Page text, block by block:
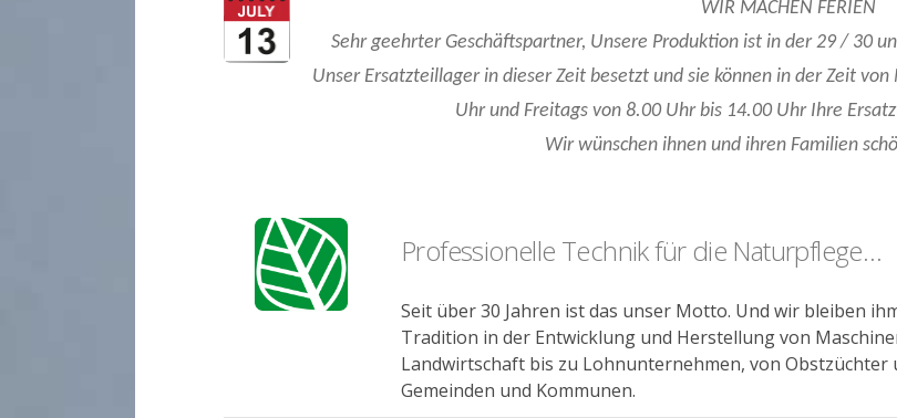
WIR MACHEN FERIEN
Sehr geehrter Geschäftspartner, Unsere Produktion ist in der 29 / 30
Unser Ersatzteillager in dieser Zeit besetzt und sie können in der Zeit
Uhr und Freitags von 8.00 Uhr bis 14.00 Uhr Ihre
Wir wünschen ihnen und ihren Familien
Professionelle Technik für die Naturpflege…
Seit über 30 Jahren ist das unser Motto. Und wir bleiben
Tradition in der Entwicklung und Herstellung von
Landwirtschaft bis zu Lohnunternehmen, von
Gemeinden und Kommunen.